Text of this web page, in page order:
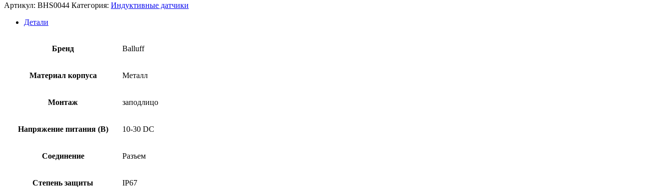
Артикул: BHS0044 Категория: Индуктивные датчики
Детали
Бренд Balluff
Материал корпуса Металл
Монтаж заподлицо
Напряжение питания (В) 10-30 DC
Соединение Разъем
Степень защиты IP67